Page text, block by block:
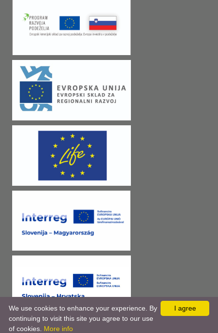
I agree
We use cookies to enhance your experience. By
continuing to visit this site you agree to our use
of cookies. More info